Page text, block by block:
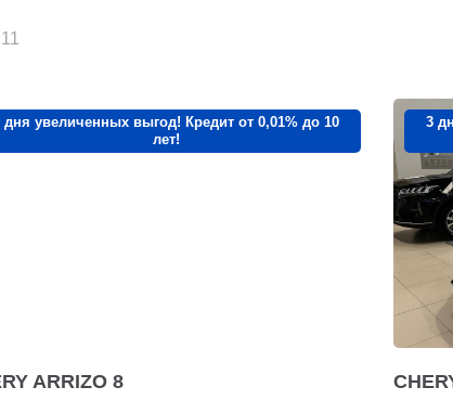
дня увеличенных выгод! Кредит от 0,01% до 10
лет!
ARRIZO 8
3